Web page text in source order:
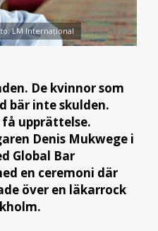
LM Internațional
De kvinnor som
bär inte skulden.
upprättelse.
Denis Mukwege i
Global Bar
en ceremoni där
över en läkarrock